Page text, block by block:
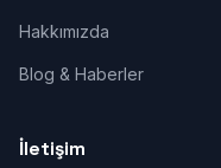
Hakkımızda
Blog & Haberler
İletişim